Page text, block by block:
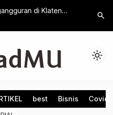
di Klaten
Pelamar
Kasus
DPRD
search
light_mode
best Bisnis Covid-